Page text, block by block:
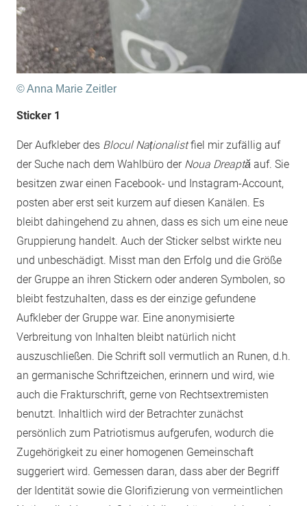
© Anna Marie Zeitler
Sticker 1
Der Aufkleber des Blocul Naționalistfiel mir zufällig auf
der Suche nach dem Wahlbüro der Noua Dreaptă auf. Sie
besitzen zwar einen Facebook- und Instagram-Account,
posten aber erst seit kurzem auf diesen Kanälen. Es
bleibt dahingehend zu ahnen, dass es sich um eine neue
Gruppierung handelt. Auch der Sticker selbst wirkte neu
und unbeschädigt. Misst man den Erfolg und die Größe
der Gruppe an ihren Stickern oder anderen Symbolen, so
bleibt festzuhalten, dass es der einzige gefundene
Aufkleber der Gruppe war. Eine anonymisierte
Verbreitung von Inhalten bleibt natürlich nicht
auszuschließen. Die Schrift soll vermutlich an Runen, d.h.
an germanische Schriftzeichen, erinnern und wird, wie
auch die Frakturschrift, gerne von Rechtsextremisten
benutzt. Inhaltlich wird der Betrachter zunächst
persönlich zum Patriotismus aufgerufen, wodurch die
Zugehörigkeit zu einer homogenen Gemeinschaft
suggeriert wird. Gemessen daran, dass aber der Begriff
der Identität sowie die Glorifizierung von vermeintlichen